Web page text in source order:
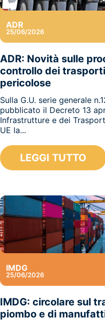
ADR
25/06/2026
ADR: Novità sulle
controllo dei
pericolose
Sulla G.U. serie generale
pubblicato il Decreto 13
Infrastrutture e dei
UE la...
LEGGI TUTTO
IMDG
25/06/2026
IMDG: circolare sul
piombo e di